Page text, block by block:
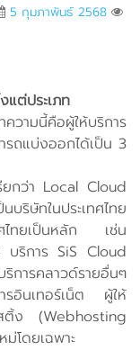
5 กุมภาพันธ์ 2568
ต่ประเภท
วามนี้คือผู้ให้บริการ
รถแบ่งออกได้เป็น 3
ยกว่า Local Cloud
ริษัทในประเทศไทย
ศไทยเป็นหลัก เช่น
บริการ SiS Cloud
การคลาวด์รายอื่นๆ
รอินเทอร์เน็ต ผู้ให้
สติ้ง (Webhosting
โดยเฉพาะ